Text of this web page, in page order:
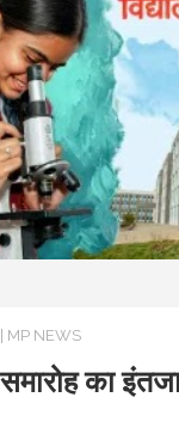
| MP NEWS
का